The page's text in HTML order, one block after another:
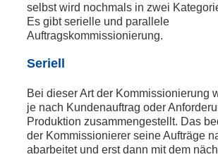
selbst wird nochmals in zwei
Es gibt serielle und parallele
Auftragskommissionierung.
Seriell
Bei dieser Art der Kommissionierung
je nach Kundenauftrag oder
Produktion zusammengestellt. Das
der Kommissionierer seine Aufträge
abarbeitet und erst dann mit dem